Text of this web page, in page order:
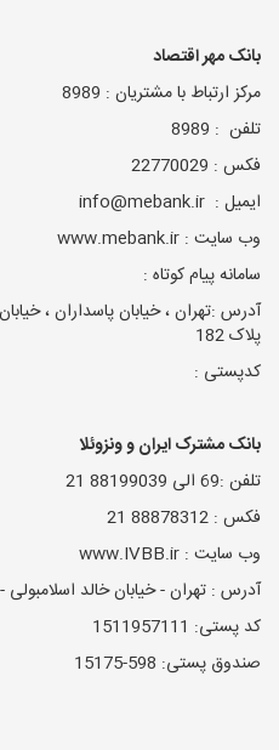
بانک مهر اقتصاد
مرکز ارتباط با مشتریان : 8989
تلفن : 8989
فکس : 22770029
ایمیل : info@mebank.ir
وب سایت : www.mebank.ir
سامانه پیام کوتاه :
آدرس :تهران ، خیابان پاسداران ،
پلاک 182
کدپستی :
بانک مشترک ایران و
تلفن :69 الی 88199039 21
فکس : 88878312 21
وب سایت : www.IVBB.ir
آدرس : تهران - خیابان خالد اسلامبولی
کد پستی: 1511957111
صندوق پستی: 598-15175